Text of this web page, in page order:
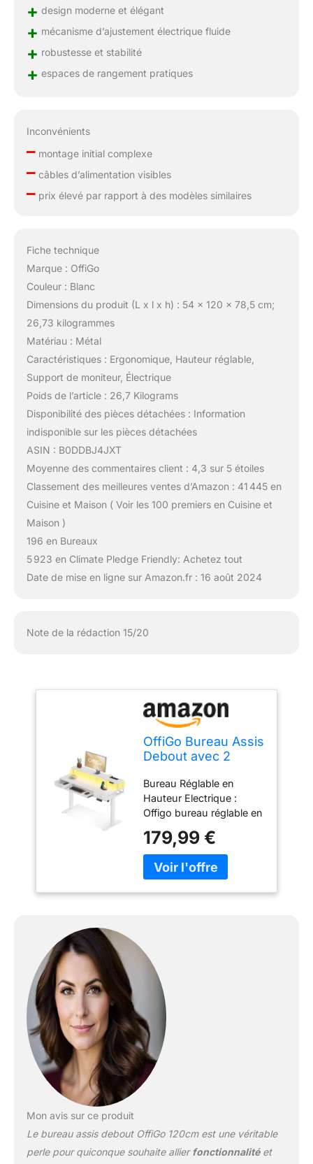
+ design moderne et élégant
+ mécanisme d’ajustement électrique fluide
+ robustesse et stabilité
+ espaces de rangement pratiques
Inconvénients
–montage initial complexe
–câbles d’alimentation visibles
–prix élevé par rapport à des modèles similaires
Fiche technique
Marque : OffiGo
Couleur : Blanc
Dimensions du produit (L x l x h) : 54 x 120 x 78,5 cm;
26,73 kilogrammes
Matériau : Métal
Caractéristiques : Ergonomique, Hauteur réglable,
Support de moniteur, Électrique
Poids de l’article : 26,7 Kilograms
Disponibilité des pièces détachées : Information
indisponible sur les pièces détachées
ASIN : B0DDBJ4JXT
Moyenne des commentaires client : 4,3 sur 5 étoiles
Classement des meilleures ventes d’Amazon : 41 445 en
Cuisine et Maison ( Voir les 100 premiers en Cuisine et
Maison )
196 en Bureaux
5 923 en Climate Pledge Friendly: Achetez tout
Date de mise en ligne sur Amazon.fr : 16 août 2024
Note de la rédaction 15/20
OffiGo Bureau Assis
Debout avec 2
Electrique 120cm,
Blanc
Bureau Réglable en
Hauteur Electrique :
Offigo bureau réglable en
mémoire peut être
facilement ajusté à votre
hauteur préférée. Il a une
niveau sonore compris
entre 45 dB et 55 dB.
Bureau en bois certifié
FSC. Le levage
intelligent, les paramètres
personnalisés et la
commutation rapide
rendent votre travail et
votre vie plus
Plateau pour Clavier : les
tiroirs en tissu et le
179,99 €
Mon avis sur ce produit
Le bureau assis debout OffiGo 120cm est une véritable
perle pour quiconque souhaite allierfonctionnalitéet